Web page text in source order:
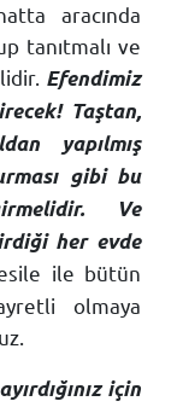
aracında
tanıtmalı ve
Efendimiz
Taştan,
yapılmış
gibi bu
Ve
her evde
ile bütün
olmaya
için